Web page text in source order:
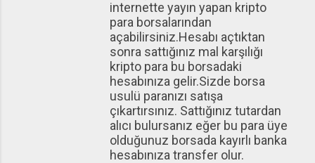
internette yayın yapan kripto
para borsalarından
açabilirsiniz.Hesabı açtıktan
sonra sattığınız mal karşılığı
kripto para bu borsadaki
hesabınıza gelir.Sizde borsa
usulü paranızı satışa
çıkartırsınız. Sattığınız tutardan
alıcı bulursanız eğer bu para üye
olduğunuz borsada kayırlı banka
hesabınıza transfer olur.